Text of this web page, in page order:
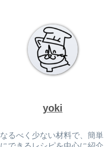
yoki
なるべく少ない材料で、簡単